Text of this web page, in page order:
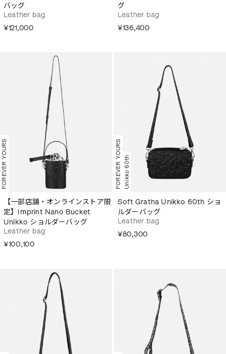
バッグ
Leather bag
¥121,000
グ
Leather bag
¥136,400
FOREVER YOURS
【一部店舗・オンラインストア限
定】Imprint Nano Bucket
Unikko ショルダーバッグ
Leather bag
¥100,100
FOREVER YOURSUnikko 60th
Soft Gratha Unikko 60th ショ
ルダーバッグ
Leather bag
¥80,300